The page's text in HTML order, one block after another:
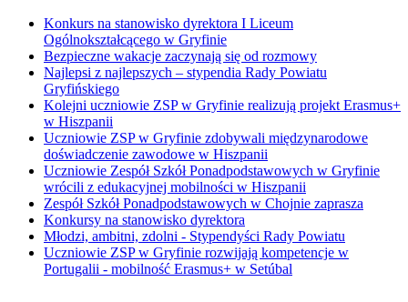
Konkurs na stanowisko dyrektora I Liceum
Ogólnokształcącego w Gryfinie
Bezpieczne wakacje zaczynają się od rozmowy
Najlepsi z najlepszych – stypendia Rady Powiatu
Gryfińskiego
Kolejni uczniowie ZSP w Gryfinie realizują projekt Erasmus+
w Hiszpanii
Uczniowie ZSP w Gryfinie zdobywali międzynarodowe
doświadczenie zawodowe w Hiszpanii
Uczniowie Zespół Szkół Ponadpodstawowych w Gryfinie
wrócili z edukacyjnej mobilności w Hiszpanii
Zespół Szkół Ponadpodstawowych w Chojnie zaprasza
Konkursy na stanowisko dyrektora
Młodzi, ambitni, zdolni - Stypendyści Rady Powiatu
Uczniowie ZSP w Gryfinie rozwijają kompetencje w
Portugalii - mobilność Erasmus+ w Setúbal